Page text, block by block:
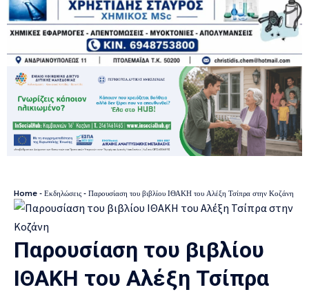
Home - Εκδηλώσεις - Παρουσίαση του βιβλίου ΙΘΑΚΗ του Αλέξη Τσίπρα στην Κοζάνη
Παρουσίαση του βιβλίου
ΙΘΑΚΗ του Αλέξη Τσίπρα